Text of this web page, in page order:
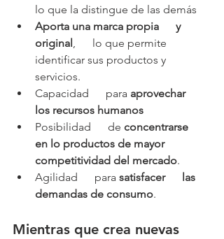
lo que la distingue de las demás
Aporta una marca propia      y
original ,      lo que permite
identificar sus productos y
servicios.
Capacidad      para aprovechar
los recursos humanos
Posibilidad      de concentrarse
en lo productos de mayor
competitividad del mercado.
Agilidad      para satisfacer      las
demandas de consumo.
Mientras que crea nuevas